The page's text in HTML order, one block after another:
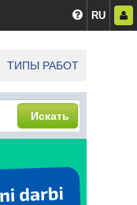
RU
ТИПЫ РАБОТ
Искать